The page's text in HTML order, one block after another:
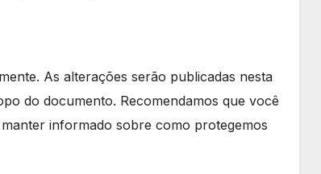
As alterações serão publicadas nesta
do documento. Recomendamos que você
informado sobre como protegemos